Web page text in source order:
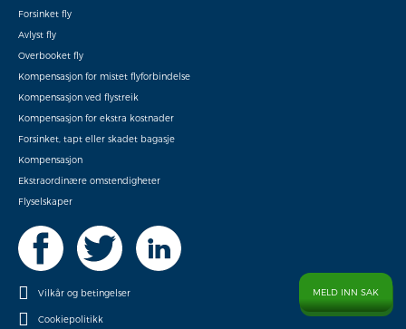
Forsinket fly
Avlyst fly
Overbooket fly
Kompensasjon for mistet flyforbindelse
Kompensasjon ved flystreik
Kompensasjon for ekstra kostnader
Forsinket, tapt eller skadet bagasje
Kompensasjon
Ekstraordinære omstendigheter
Flyselskaper
Vilkår og betingelser
Cookiepolitikk
MELD INN SAK